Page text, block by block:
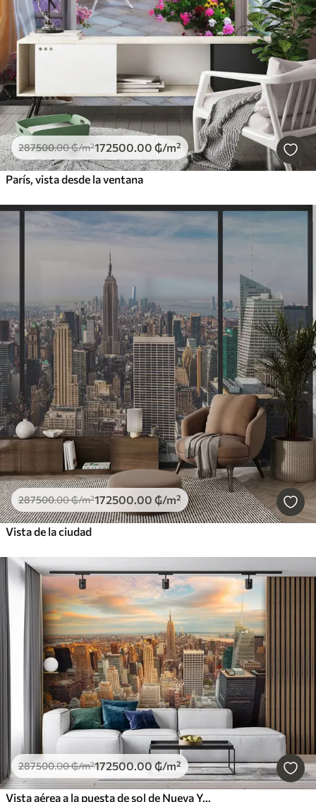
287500.00₲/m²172500 .00 ₲/m²
París, vista desde la ventana
287500.00₲/m²172500 .00 ₲/m²
Vista de la ciudad
287500.00₲/m²172500.00 ₲/m²
Vista aérea a la puesta de sol de Nueva York